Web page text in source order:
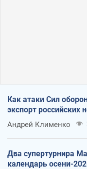
Как атаки Сил
экспорт российских
Андрей Клименко
Два супертурнира
календарь осени-